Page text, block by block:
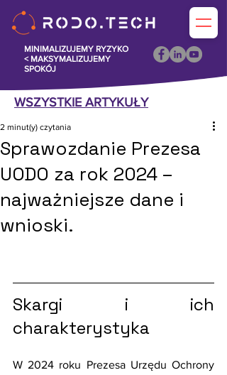
MINIMALIZUJEMY RYZYKO
< MAKSYMALIZUJEMY
SPOKÓJ
WSZYSTKIE ARTYKUŁY
Sprawozdanie Prezesa
UODO za rok 2024 –
najważniejsze dane i
wnioski.
2 minut(y) czytania
Skargi i ich
charakterystyka
W 2024 roku Prezesa Urzędu Ochrony